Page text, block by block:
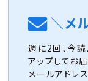
＼メ
週に2回、今
アップしてお
メールアドレ